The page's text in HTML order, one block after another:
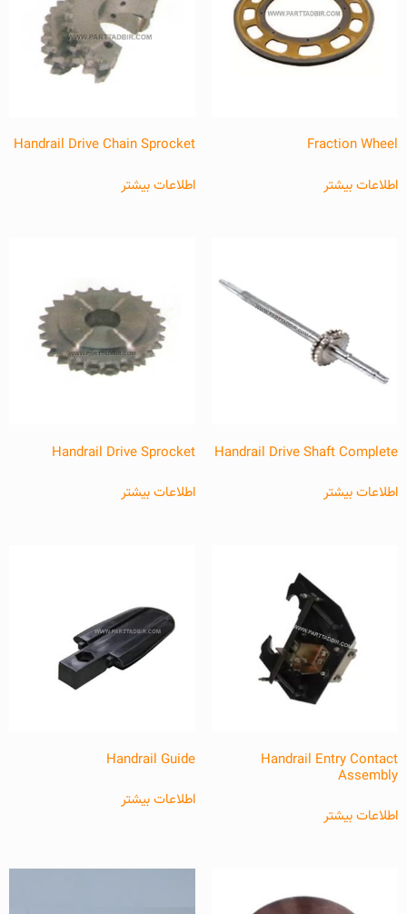
Fraction Wheel
اطلاعات بیشتر
Handrail Drive Chain Sprocket
اطلاعات بیشتر
Handrail Drive Shaft Complete
اطلاعات بیشتر
Handrail Drive Sprocket
اطلاعات بیشتر
Handrail Entry Contact
Assembly
اطلاعات بیشتر
Handrail Guide
اطلاعات بیشتر